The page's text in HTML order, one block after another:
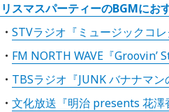
スマスパーティーのBGMにお
STVラジオ『ミュージックコレ
FM NORTH WAVE『Groovin’
TBSラジオ『JUNK バナナマン
文化放送『明治 presents 花澤